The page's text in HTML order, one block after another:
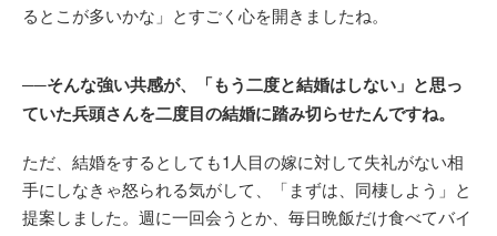
るとこが多いかな」とすごく心を開きましたね。
──そんな強い共感が、「もう二度と結婚はしない」と思っ
ていた兵頭さんを二度目の結婚に踏み切らせたんですね。
ただ、結婚をするとしても1人目の嫁に対して失礼がない相
手にしなきゃ怒られる気がして、「まずは、同棲しよう」と
提案しました。週に一回会うとか、毎日晩飯だけ食べてバイ